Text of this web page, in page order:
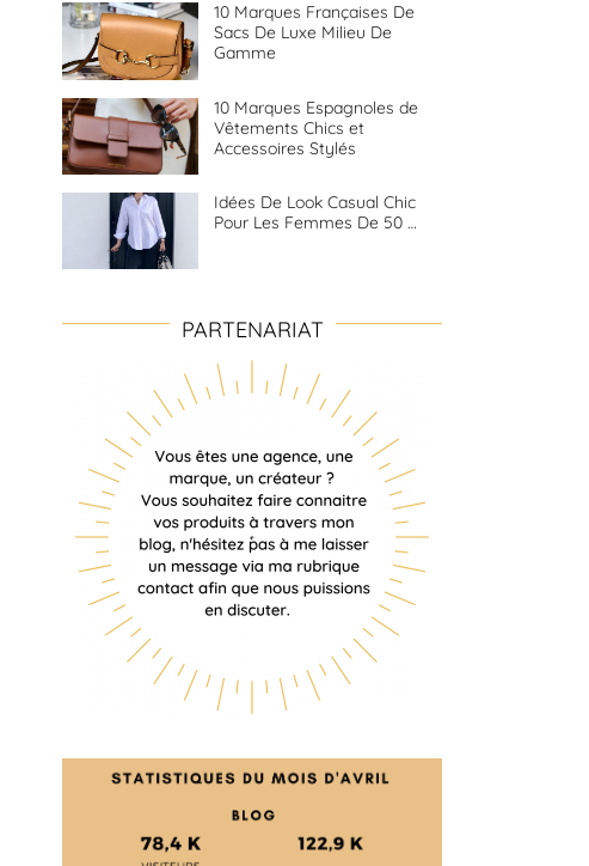
10 Marques Françaises De
Sacs De Luxe Milieu De
Gamme
10 Marques Espagnoles de
Vêtements Chics et
Accessoires Stylés
Idées De Look Casual Chic
Pour Les Femmes De 50 …
PARTENARIAT